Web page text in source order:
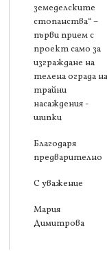
земеделските
стопанства“ –
първи прием с
проект само за
изграждане на
телена ограда на
трайни
насаждения -
шипки
Благодаря
предварително
С уважение
Мария
Димитрова